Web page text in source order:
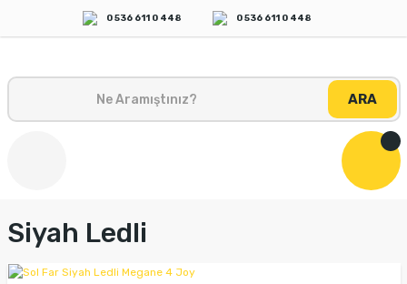
0 536 611 0 448 0 536 611 0 448
ARA
Siyah Ledli